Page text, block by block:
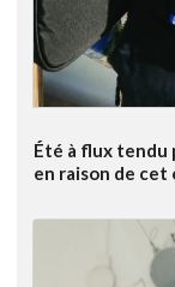
Été à flux tendu
en raison de